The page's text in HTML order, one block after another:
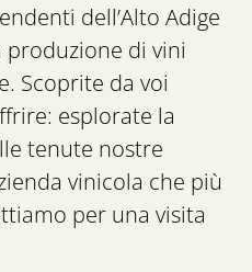
dell’Alto Adige
di vini
Scoprite da voi
esplorate la
tenute nostre
vinicola che più
per una visita